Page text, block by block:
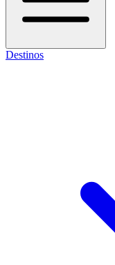
Destinos